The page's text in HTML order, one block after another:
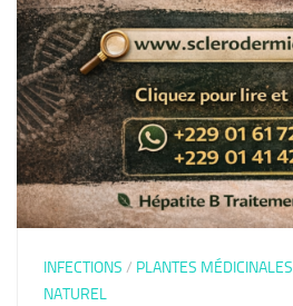
INFECTIONS / PLANTES MÉDICINALES
NATUREL